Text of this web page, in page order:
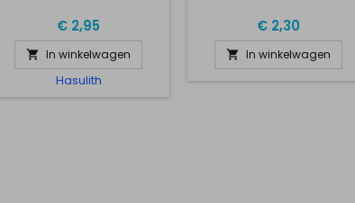
€ 2,95
 In winkelwagen
Hasulith
€ 2,30
 In winkelwagen